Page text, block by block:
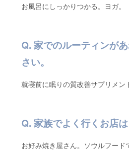
お風呂にしっかりつかる。ヨガ。
家でのルーティンが
さい。
就寝前に眠りの質改善サプリメン
家族でよく行くお店
お好み焼き屋さん。ソウルフード